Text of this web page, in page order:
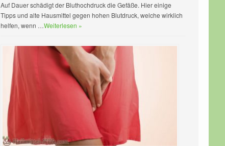
Auf Dauer schädigt der Bluthochdruck die Gefäße. Hier einige
Tipps und alte Hausmittel gegen hohen Blutdruck, welche wirklich
helfen, wenn …Weiterlesen »